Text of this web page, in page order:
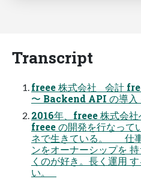
Transcript
freee 株式会社 会計
〜 Backend API の導入
2016年、freee 株式会
freee の開発を行なっ
ネで生きている。 仕事
ンをオーナーシップを
くのが好き。長く運用
い。